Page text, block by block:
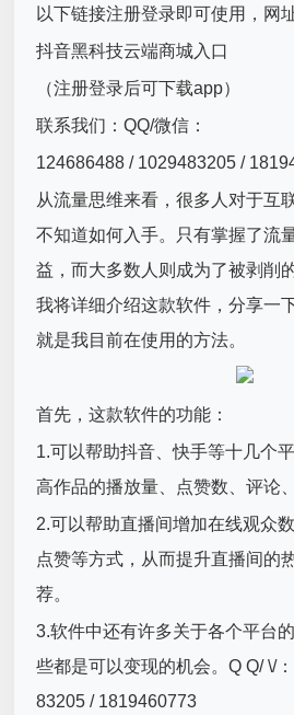
以下链接注册登录即可使用，网
抖音黑科技云端商城入口
（注册登录后可下载app）
联系我们：QQ/微信：
124686488 / 1029483205 /
从流量思维来看，很多人对于互
不知道如何入手。只有掌握了流
益，而大多数人则成为了被剥削
我将详细介绍这款软件，分享一
就是我目前在使用的方法。
首先，这款软件的功能：
1.可以帮助抖音、快手等十几个
高作品的播放量、点赞数、评论
2.可以帮助直播间增加在线观众
点赞等方式，从而提升直播间的
荐。
3.软件中还有许多关于各个平台
些都是可以变现的机会。Q Q/ \/
83205 / 1819460773